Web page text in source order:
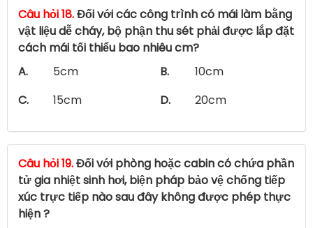
Câu hỏi 18.Đối với các công trình có mái làm bằng
vật liệu dễ cháy, bộ phận thu sét phải được lắp đặt
cách mái tối thiểu bao nhiêu cm?
A.
5cm B.
10cm
C.
15cm D. 20cm
Câu hỏi 19.Đối với phòng hoặc cabin có chứa phần
tử gia nhiệt sinh hơi, biện pháp bảo vệ chống tiếp
xúc trực tiếp nào sau đây không được phép thực
hiện ?